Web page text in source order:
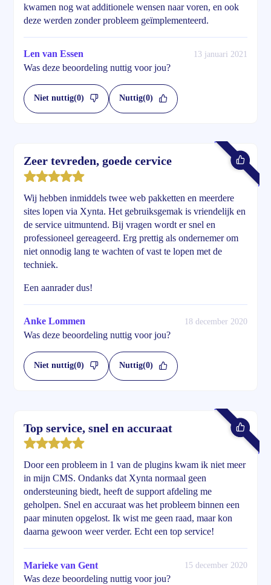
kwamen nog wat additionele wensen naar voren, en ook
deze werden zonder probleem geïmplementeerd.
Len van Essen 13 januari 2021
Was deze beoordeling nuttig voor jou?
Niet nuttig(0) Nuttig(0)
Zeer tevreden, goede cervice
Wij hebben inmiddels twee web pakketten en meerdere
sites lopen via Xynta. Het gebruiksgemak is vriendelijk en
de service uitmuntend. Bij vragen wordt er snel en
professioneel gereageerd. Erg prettig als ondernemer om
niet onnodig lang te wachten of vast te lopen met de
techniek.
Een aanrader dus!
Anke Lommen 18 december 2020
Was deze beoordeling nuttig voor jou?
Niet nuttig(0) Nuttig(0)
Top service, snel en accuraat
Door een probleem in 1 van de plugins kwam ik niet meer
in mijn CMS. Ondanks dat Xynta normaal geen
ondersteuning biedt, heeft de support afdeling me
geholpen. Snel en accuraat was het probleem binnen een
paar minuten opgelost. Ik wist me geen raad, maar kon
daarna gewoon weer verder. Echt een top service!
Marieke van Gent 15 december 2020
Was deze beoordeling nuttig voor jou?